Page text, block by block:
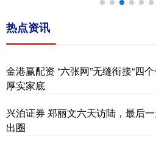
热点资讯
金港赢配资 “六张网”无缝衔接“四
厚实家底
兴泊证券 郑丽文六天访陆，最后
出圈